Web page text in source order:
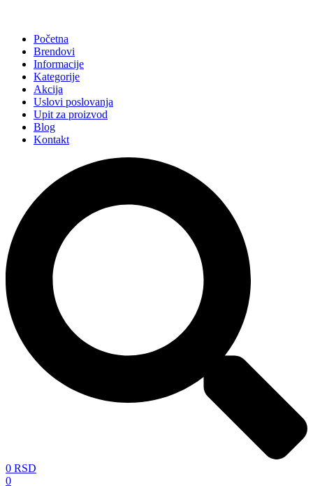
Početna
Brendovi
Informacije
Kategorije
Akcija
Uslovi poslovanja
Upit za proizvod
Blog
Kontakt
0 RSD
0